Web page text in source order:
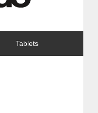
Tablets